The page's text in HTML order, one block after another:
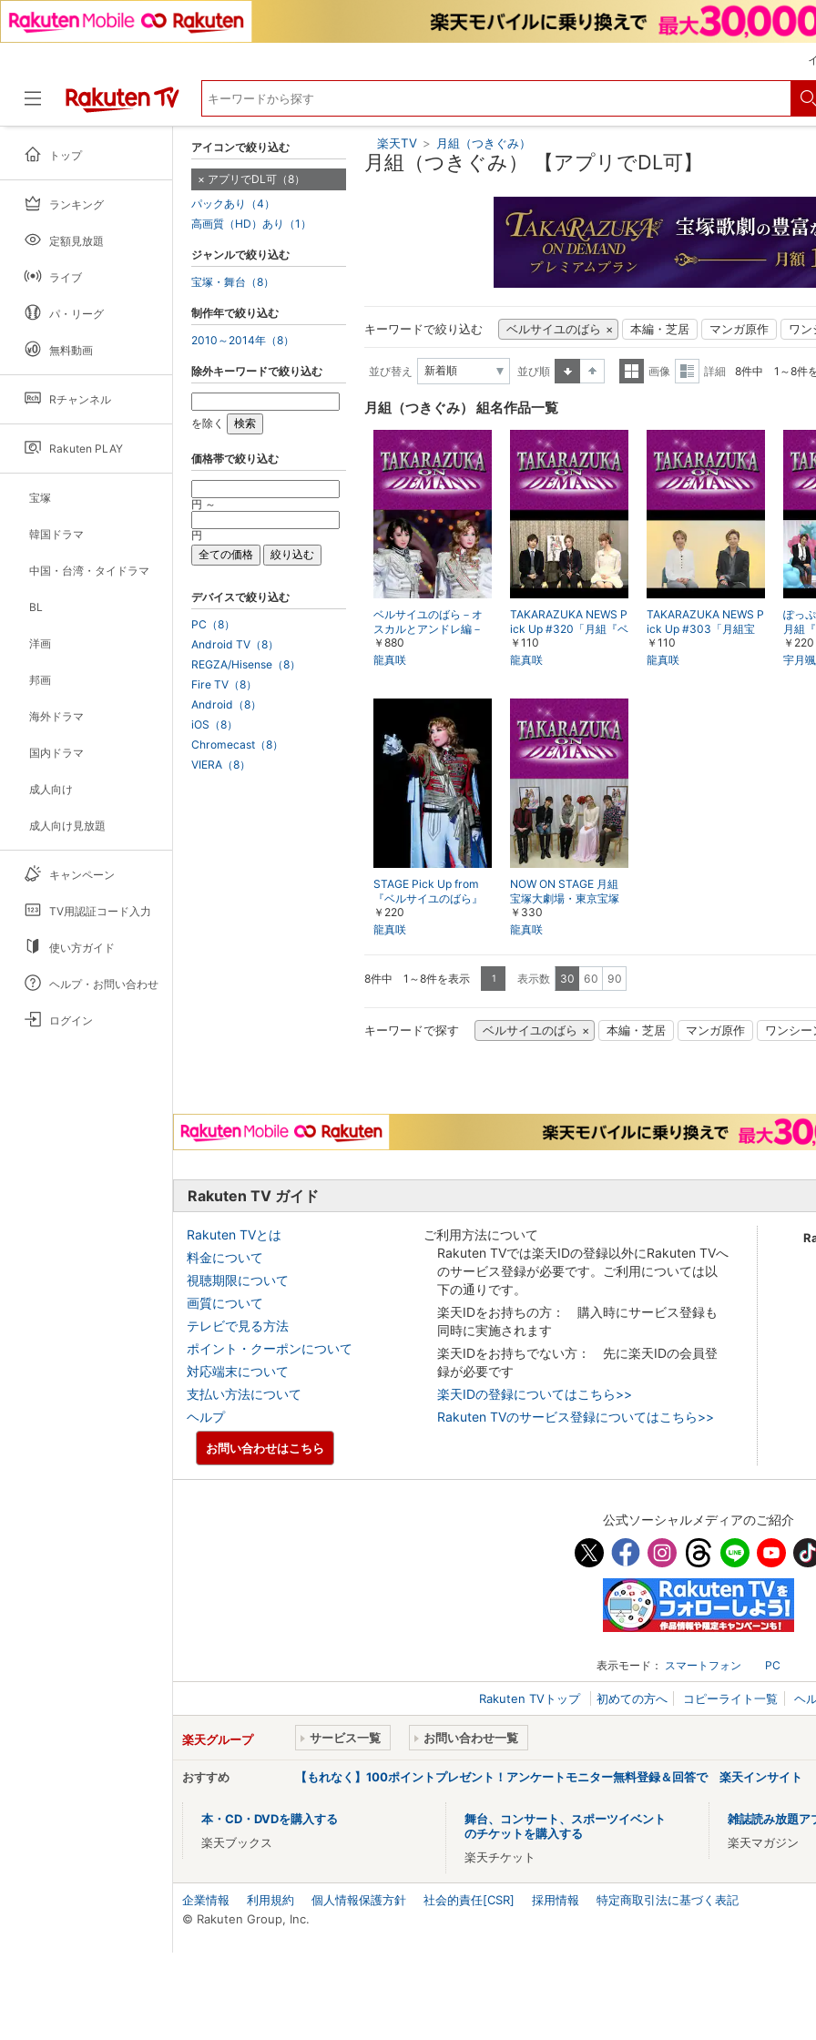
トップ
ランキング
定額見放題
ライブ
パ・リーグ
無料動画
Rチャンネル
Rakuten PLAY
宝塚
韓国ドラマ
中国・台湾・タイドラマ
BL
洋画
邦画
海外ドラマ
国内ドラマ
成人向け
成人向け見放題
キャンペーン
TV用認証コード入力
使い方ガイド
ヘルプ・お問い合わせ
ログイン
楽天TV > 月組（つきぐみ）
月組（つきぐみ） 【アプリでDL可】
キーワードで絞り込む ベルサイユのばら 本編・芝居 マンガ原作 ワン
並び替え
並び順
画像
詳細 8件中 1～8件
月組（つきぐみ） 組名作品一覧
ベルサイユのばら－オ
スカルとアンドレ編－
＜アンドレ役替わり：
龍真咲、オスカル役替
￥880
龍真咲
TAKARAZUKA NEWS P
ick Up #320「月組『ベ
ルサイユのばら』イン
タビュー」～2012年12
￥110
龍真咲
TAKARAZUKA NEWS P
ick Up #303「月組宝
塚大劇場公演『ベルサ
イユのばら』－オスカ
￥110
龍真咲
ぽっ
月組
ら』
￥220
宇月颯
STAGE Pick Up from
『ベルサイユのばら』
「愛の怯え」（13年・
月組）
￥220
龍真咲
NOW ON STAGE 月組
宝塚大劇場・東京宝塚
劇場公演『ベルサイユ
のばら』－オスカルと
￥330
龍真咲
8件中 1～8件を表示 1 表示数 30 60 90
キーワードで探す ベルサイユのばら 本編・芝居 マンガ原作 ワンシー
アイコンで絞り込む
アプリでDL可（8）
パックあり（4）
高画質（HD）あり（1）
ジャンルで絞り込む
宝塚・舞台（8）
制作年で絞り込む
2010～2014年（8）
除外キーワードで絞り込む
を除く
価格帯で絞り込む
円 ～
円
デバイスで絞り込む
PC（8）
Android TV（8）
REGZA/Hisense（8）
Fire TV（8）
Android（8）
iOS（8）
Chromecast（8）
VIERA（8）
Rakuten TV ガイド
Rakuten TVとは
料金について
視聴期限について
画質について
テレビで見る方法
ポイント・クーポンについて
対応端末について
支払い方法について
ヘルプ
ご利用方法について
Rakuten TVでは楽天IDの登録以外にRakuten TVへ
のサービス登録が必要です。ご利用については以
下の通りです。
楽天IDをお持ちの方： 購入時にサービス登録も
同時に実施されます
楽天IDをお持ちでない方： 先に楽天IDの会員登
録が必要です
楽天IDの登録についてはこちら>>
Rakuten TVのサービス登録についてはこちら>>
お問い合わせはこちら
公式ソーシャルメディアのご紹介
表示モード： スマートフォン PC
Rakuten TVトップ 初めての方へ コピーライト一覧 ヘ
楽天グループ サービス一覧 お問い合わせ一覧
おすすめ 【もれなく】100ポイントプレゼント！アンケートモニター無料登録＆回答で 楽天インサイト
本・CD・DVDを購入する
楽天ブックス
舞台、コンサート、スポーツイベント
のチケットを購入する
楽天チケット
雑誌読み放題ア
楽天マガジン
企業情報 利用規約 個人情報保護方針 社会的責任[CSR] 採用情報
特定商取引法に基づく表記
© Rakuten Group, Inc.